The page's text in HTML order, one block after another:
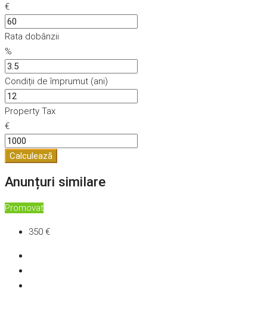
€
Rata dobânzii
%
Condiții de împrumut (ani)
Property Tax
€
Calculează
Anunțuri similare
Promovat
350 €